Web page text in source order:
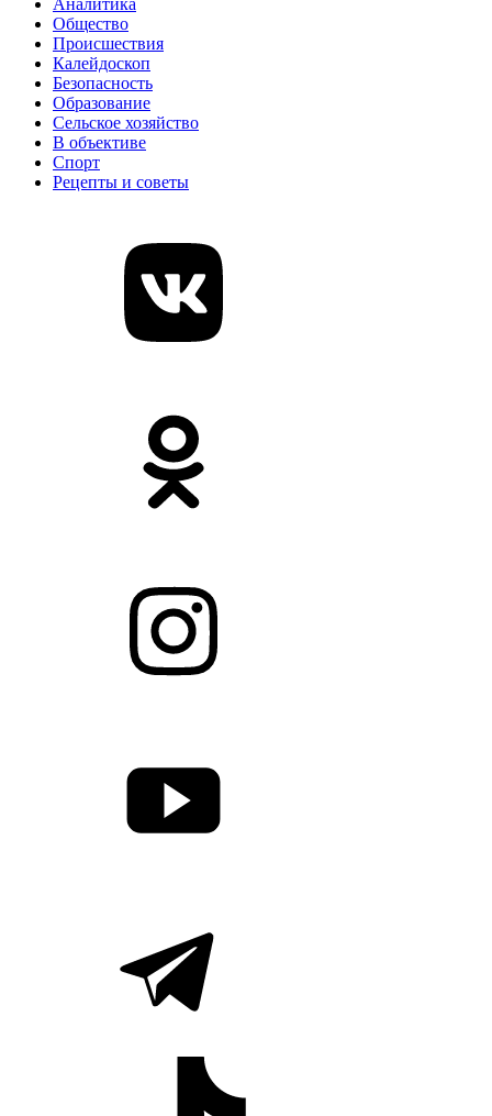
Аналитика
Общество
Происшествия
Калейдоскоп
Безопасность
Образование
Сельское хозяйство
В объективе
Спорт
Рецепты и советы